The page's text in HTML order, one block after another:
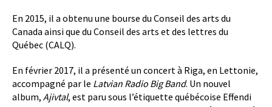
En 2015, il a obtenu une bourse du Conseil des arts du
Canada ainsi que du Conseil des arts et des lettres du
Québec (CALQ).
En février 2017, il a présenté un concert à Riga, en Lettonie,
accompagné par le Latvian Radio Big Band. Un nouvel
album, Ajivtal, est paru sous l’étiquette québécoise Effendi